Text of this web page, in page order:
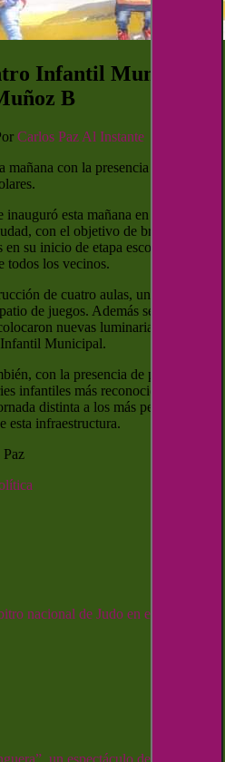
Infantil Municipal
B
Carlos Paz Al Instante
con la presencia de
esta mañana en el barrio
con el objetivo de brindar
su inicio de etapa escolar a través
todos los vecinos.
de cuatro aulas, una sala de
de juegos. Además se adoquinó
nuevas luminarias Led en el
Infantil Municipal.
con la presencia de payasos y
infantiles más reconocidas, para
distinta a los más pequeños
esta infraestructura.
nacional de Judo en el Valle de
un espectáculo de tango al